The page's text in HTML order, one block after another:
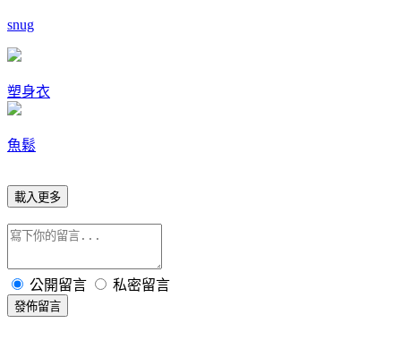
snug
塑身衣
魚鬆
載入更多
公開留言 私密留言
發佈留言